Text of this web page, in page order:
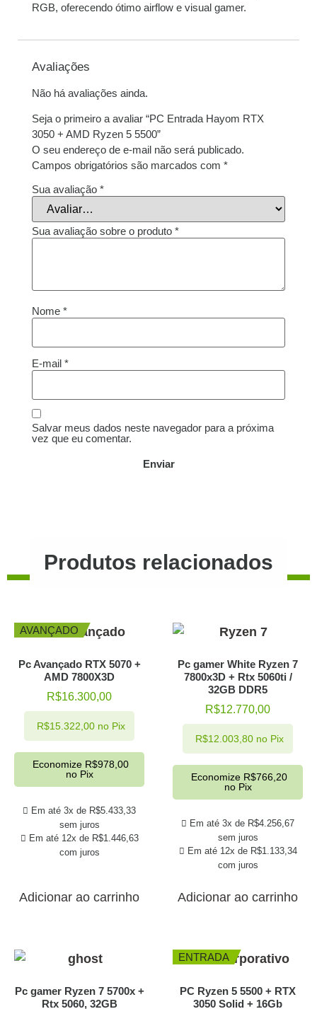
RGB, oferecendo ótimo airflow e visual gamer.
Avaliações
Não há avaliações ainda.
Seja o primeiro a avaliar “PC Entrada Hayom RTX
3050 + AMD Ryzen 5 5500”
O seu endereço de e-mail não será publicado.
Campos obrigatórios são marcados com *
Sua avaliação *
Sua avaliação sobre o produto *
Nome *
E-mail *
Salvar meus dados neste navegador para a próxima
vez que eu comentar.
Produtos relacionados
AVANÇADO
Pc Avançado RTX 5070 +
AMD 7800X3D
R$16.300,00
Em até 3x de R$5.433,33
sem juros
Em até 12x de R$1.446,63
com juros
R$15.322,00 no Pix
Economize R$978,00
no Pix
Adicionar ao carrinho
Pc gamer White Ryzen 7
7800x3D + Rtx 5060ti /
32GB DDR5
R$12.770,00
Em até 3x de R$4.256,67
sem juros
Em até 12x de R$1.133,34
com juros
R$12.003,80 no Pix
Economize R$766,20
no Pix
Adicionar ao carrinho
Pc gamer Ryzen 7 5700x +
Rtx 5060, 32GB
ENTRADA
PC Ryzen 5 5500 + RTX
3050 Solid + 16Gb